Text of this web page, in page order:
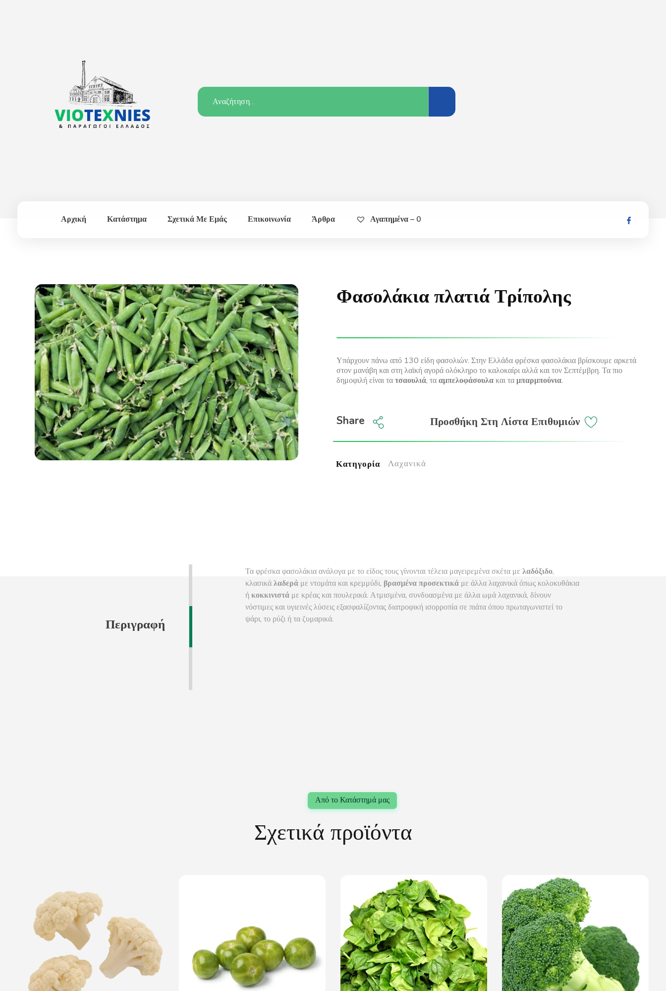
Αρχική Κατάστημα Σχετικά Με Εμάς Επικοινωνία Άρθρα Αγαπημένα – 0
Φασολάκια πλατιά Τρίπολης
Υπάρχουν πάνω από 130 είδη φασολιών. Στην Ελλάδα φρέσκα φασολάκια βρίσκουμε αρκετά
στον μανάβη και στη λαϊκή αγορά ολόκληρο το καλοκαίρι αλλά και τον Σεπτέμβρη. Τα πιο
δημοφιλή είναι τατσαουλιά, τααμπελοφάσουλακαι ταμπαρμπούνια.
Προσθήκη Στη Λίστα Επιθυμιών
Share
Κατηγορία Λαχανικά
Περιγραφή
Τα φρέσκα φασολάκια ανάλογα με το είδος τους γίνονται τέλεια μαγειρεμένα σκέτα με λαδόξιδο,
κλασικάλαδεράμε ντομάτα και κρεμμύδι, βρασμένα προσεκτικάμε άλλα λαχανικά όπως κολοκυθάκια
ήκοκκινιστάμε κρέας και πουλερικά. Ατμισμένα, συνδυασμένα με άλλα ωμά λαχανικά, δίνουν
νόστιμες και υγιεινές λύσεις εξασφαλίζοντας διατροφική ισορροπία σε πιάτα όπου πρωταγωνιστεί το
ψάρι, το ρύζι ή τα ζυμαρικά.
Σχετικά προϊόντα